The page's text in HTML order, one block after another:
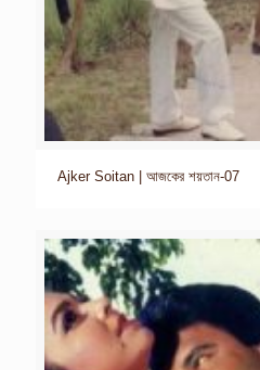
Ajker Soitan | আজকের শয়তান-07